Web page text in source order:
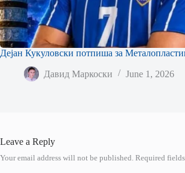
Дејан Кукуловски потпиша за
Давид Маркоски June 1, 2026
Leave a Reply
Your email address will not be published. Required